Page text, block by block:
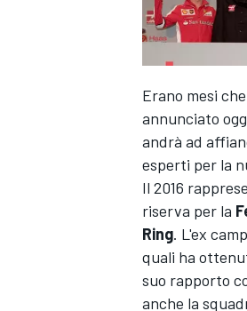
MONOPOSTO
Erano mesi
annunciato
andrà ad
esperti per la
Il 2016
riserva per la
Ring. L'ex
quali ha
suo rapporto
anche la